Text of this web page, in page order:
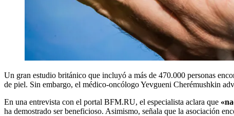
Un gran estudio británico que incluyó a más de 470.000 personas
de piel. Sin embargo, el médico-oncólogo Yevgueni Cherémushkin
En una entrevista con el portal BFM.RU, el especialista aclara que
ha demostrado ser beneficioso. Asimismo, señala que la asociación